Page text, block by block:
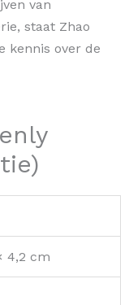
van
staat Zhao
kennis over de
4,2 cm